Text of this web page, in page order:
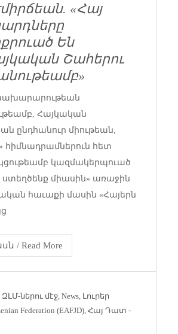
«Հայ
Են
Շահերու
Հայկական
ընդհանուր միութեան,
հիմնադրամներուն հետ
կազմակերպուած
միասին» առաջին
հաւաքի մասին «Հայերն
/ Read More
ԶԼՄ-ներու մէջ ,News Լուրեր
Federation (EAFJD) ,Հայ Դատ -